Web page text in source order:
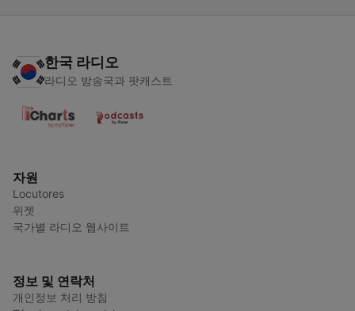
한국 라디오
라디오 방송국과 팟캐스트
자원
Locutores
위젯
국가별 라디오 웹사이트
정보 및 연락처
개인정보 처리 방침